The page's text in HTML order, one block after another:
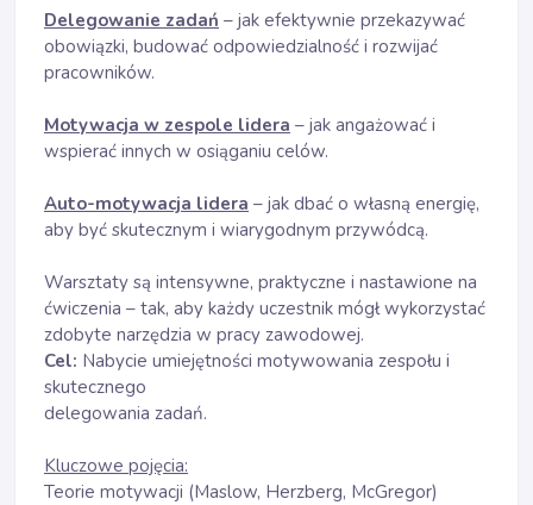
Delegowanie zadań – jak efektywnie przekazywać
obowiązki, budować odpowiedzialność i rozwijać
pracowników.
Motywacja w zespole lidera – jak angażować i
wspierać innych w osiąganiu celów.
Auto-motywacja lidera – jak dbać o własną energię,
aby być skutecznym i wiarygodnym przywódcą.
Warsztaty są intensywne, praktyczne i nastawione na
ćwiczenia – tak, aby każdy uczestnik mógł wykorzystać
zdobyte narzędzia w pracy zawodowej.
Cel: Nabycie umiejętności motywowania zespołu i
skutecznego
delegowania zadań.
Kluczowe pojęcia:
Teorie motywacji (Maslow, Herzberg, McGregor)